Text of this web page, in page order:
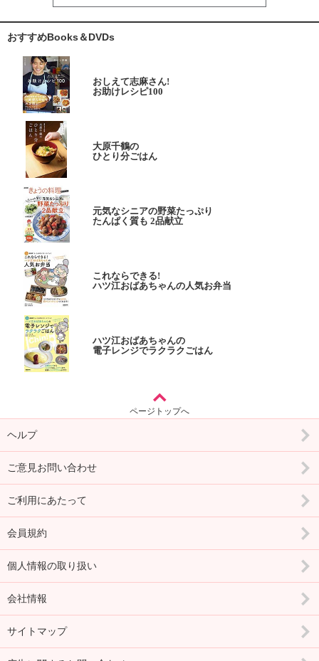
おすすめBooks＆DVDs
おしえて志麻さん!
お助けレシピ100
大原千鶴の
ひとり分ごはん
元気なシニアの野菜たっぷり
たんぱく質も 2品献立
これならできる!
ハツ江おばあちゃんの人気お弁当
ハツ江おばあちゃんの
電子レンジでラクラクごはん
ページトップへ
ヘルプ
ご意見お問い合わせ
ご利用にあたって
会員規約
個人情報の取り扱い
会社情報
サイトマップ